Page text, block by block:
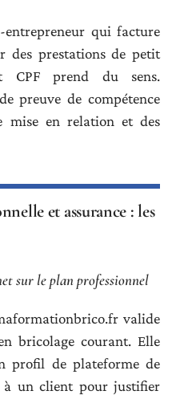
qui facture
des prestations de petit
CPF prend du sens.
preuve de compétence
mise en relation et des
et assurance : les
sur le plan professionnel
valide
bricolage courant. Elle
profil de plateforme de
à un client pour justifier